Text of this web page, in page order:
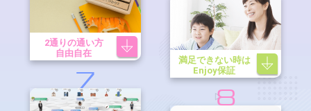
2通りの通い方
自由自在
満足できない時は
Enjoy保証
7
8